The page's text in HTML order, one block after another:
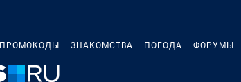
ПРОМОКОДЫ ЗНАКОМСТВА ПОГОДА ФОРУМЫ